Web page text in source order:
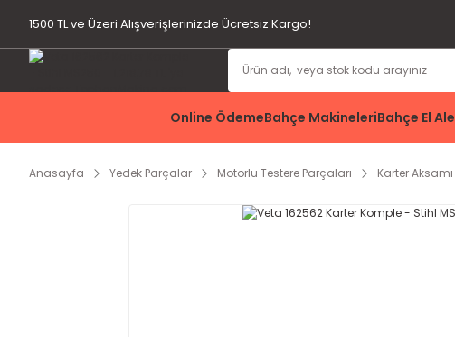
1500 TL ve Üzeri Alışverişlerinizde Ücretsiz Kargo!
Online ÖdemeBahçe MakineleriBahçe El
Anasayfa Yedek Parçalar Motorlu Testere Parçaları Karter Aksamı